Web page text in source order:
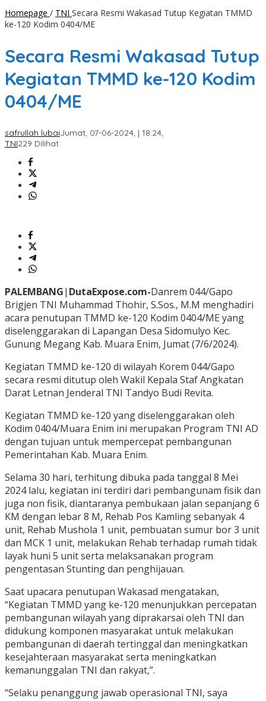
Homepage / TNI Secara Resmi Wakasad Tutup Kegiatan TMMD
ke-120 Kodim 0404/ME
Secara Resmi Wakasad Tutup
Kegiatan TMMD ke-120 Kodim
0404/ME
safrullah lubaiJumat, 07-06-2024, | 18:24,
TNI229 Dilihat
PALEMBANG| DutaExpose.com-Danrem 044/Gapo
Brigjen TNI Muhammad Thohir, S.Sos., M.M menghadiri
acara penutupan TMMD ke-120 Kodim 0404/ME yang
diselenggarakan di Lapangan Desa Sidomulyo Kec.
Gunung Megang Kab. Muara Enim, Jumat (7/6/2024).
Kegiatan TMMD ke-120 di wilayah Korem 044/Gapo
secara resmi ditutup oleh Wakil Kepala Staf Angkatan
Darat Letnan Jenderal TNI Tandyo Budi Revita.
Kegiatan TMMD ke-120 yang diselenggarakan oleh
Kodim 0404/Muara Enim ini merupakan Program TNI AD
dengan tujuan untuk mempercepat pembangunan
Pemerintahan Kab. Muara Enim.
Selama 30 hari, terhitung dibuka pada tanggal 8 Mei
2024 lalu, kegiatan ini terdiri dari pembangunam fisik dan
juga non fisik, diantaranya pembukaan jalan sepanjang 6
KM dengan lebar 8 M, Rehab Pos Kamling sebanyak 4
unit, Rehab Mushola 1 unit, pembuatan sumur bor 3 unit
dan MCK 1 unit, melakukan Rehab terhadap rumah tidak
layak huni 5 unit serta melaksanakan program
pengentasan Stunting dan penghijauan.
Saat upacara penutupan Wakasad mengatakan,
“Kegiatan TMMD yang ke-120 menunjukkan percepatan
pembangunan wilayah yang diprakarsai oleh TNI dan
didukung komponen masyarakat untuk melakukan
pembangunan di daerah tertinggal dan meningkatkan
kesejahteraan masyarakat serta meningkatkan
kemanunggalan TNI dan rakyat,”.
“Selaku penanggung jawab operasional TNI, saya